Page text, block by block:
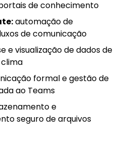
de conhecimento
automação de
de comunicação
e visualização de dados de
formal e gestão de
ao Teams
e
seguro de arquivos